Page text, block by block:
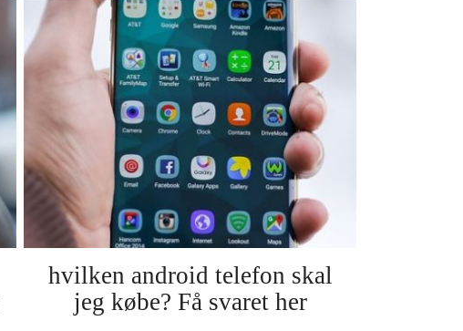
hvilken android telefon skal
jeg købe? Få svaret her